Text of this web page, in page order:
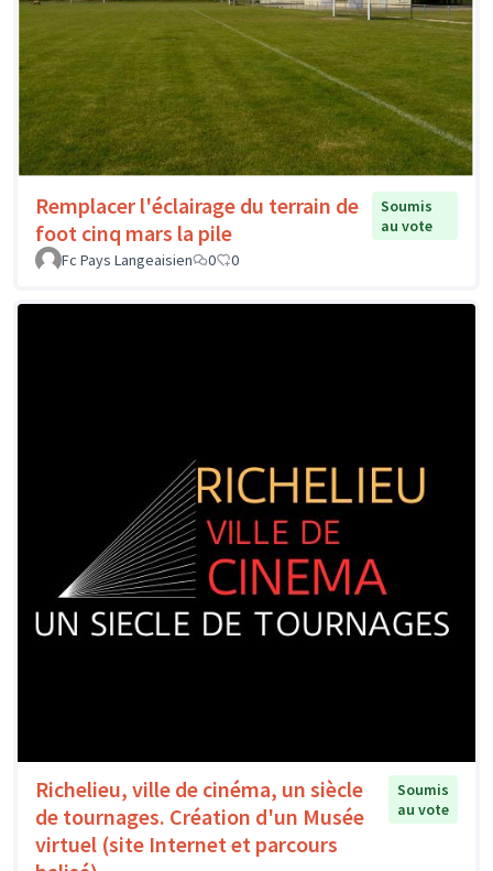
Remplacer l'éclairage du terrain de
foot cinq mars la pile
Soumis
au vote
Fc Pays Langeaisien
0 0
Richelieu, ville de cinéma, un siècle
de tournages. Création d'un Musée
virtuel (site Internet et parcours
Soumis
au vote